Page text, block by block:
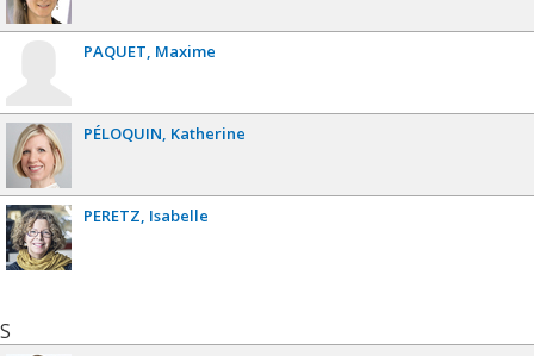
PAQUET Maxime
PÉLOQUIN Katherine
PERETZ Isabelle
S